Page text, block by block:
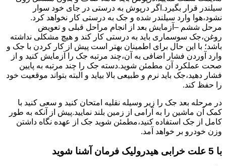
سیلندر قرار بگیرد.اگر درپوش به درستی در جای خود سوار
نشود،هوا وارد سیلندر شده و جک به درستی کار نخواهد کرد.
مرحل ششم –آزمایش بعد از انجام مراحل قبلی و تعویض
روغن،جک سوسماری باید به درستی کار کند و هیچ مشکلی نداشته
باشد؛ با این حال برای اطمینان بهتر است پیش از کار کردن با جک و
وارد آوردن فشار اضافی به آن،چند مرتبه جک را آزمایش کنید و از
صحت عملکرد آن مطمئن شوید.دسته جک را چند مرتبه به پایین
فشار دهید،جک باید نرم و طبیعی بالا بیاید و البته بتواند موقعیت خود
را حفظ کند.
در مرحله بعد جک را زیر وسیله نقلیه امتحان کنید و سعی کنید با
کمک آن ماشین را به آرامی از زمین بلند نمایید.پیش از آنکه به طور
کامل از جک استفاده کنید،مطمئن شوید جک از عهده نگاه داشتن
وزن خودرو بر خواهد آمد.
با 5 علت خرابی هیدرولیک فرمان آشنا شوید